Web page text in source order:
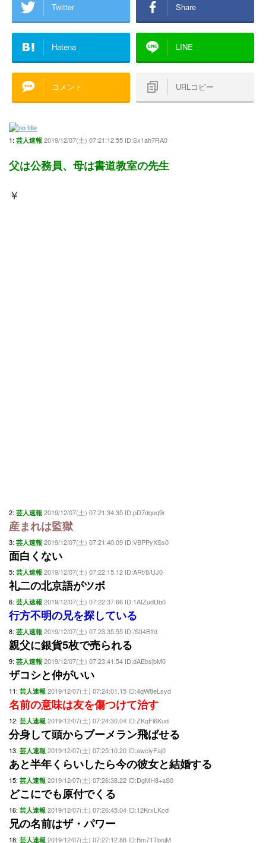
Twitter Share
Hatena LINE
コメント URLコピー
1: 芸人速報 2019/12/07(土) 07:21:12.55 ID:Sx1ah7RA0
父は公務員、母は書道教室の先生
￥
2: 芸人速報 2019/12/07(土) 07:21:34.35 ID:pD7dqeq9r
産まれは監獄
3: 芸人速報 2019/12/07(土) 07:21:40.09 ID:VBPPyXSs0
面白くない
5: 芸人速報 2019/12/07(土) 07:22:15.12 ID:ARt/8/UJ0
礼二の北京語がツボ
6: 芸人速報 2019/12/07(土) 07:22:37.66 ID:1AIZudUb0
行方不明の兄を探している
8: 芸人速報 2019/12/07(土) 07:23:35.55 ID:/StI4Bffd
親父に銀貨5枚で売られる
9: 芸人速報 2019/12/07(土) 07:23:41.54 ID:dAEbsjbM0
ザコシと仲がいい
11: 芸人速報 2019/12/07(土) 07:24:01.15 ID:4qW8eLsyd
名前の意味は友を傷つけて治す
12: 芸人速報 2019/12/07(土) 07:24:30.04 ID:ZKqFl6Kud
分身して頭からブーメラン飛ばせる
13: 芸人速報 2019/12/07(土) 07:25:10.20 ID:awciyFaj0
あと半年くらいしたら今の彼女と結婚する
15: 芸人速報 2019/12/07(土) 07:26:38.22 ID:DgMH8+aS0
どこにでも原付でくる
16: 芸人速報 2019/12/07(土) 07:26:45.04 ID:12KrxLKcd
兄の名前はザ・パワー
18: 芸人速報 2019/12/07(土) 07:27:12.86 ID:Bm71TbnjM